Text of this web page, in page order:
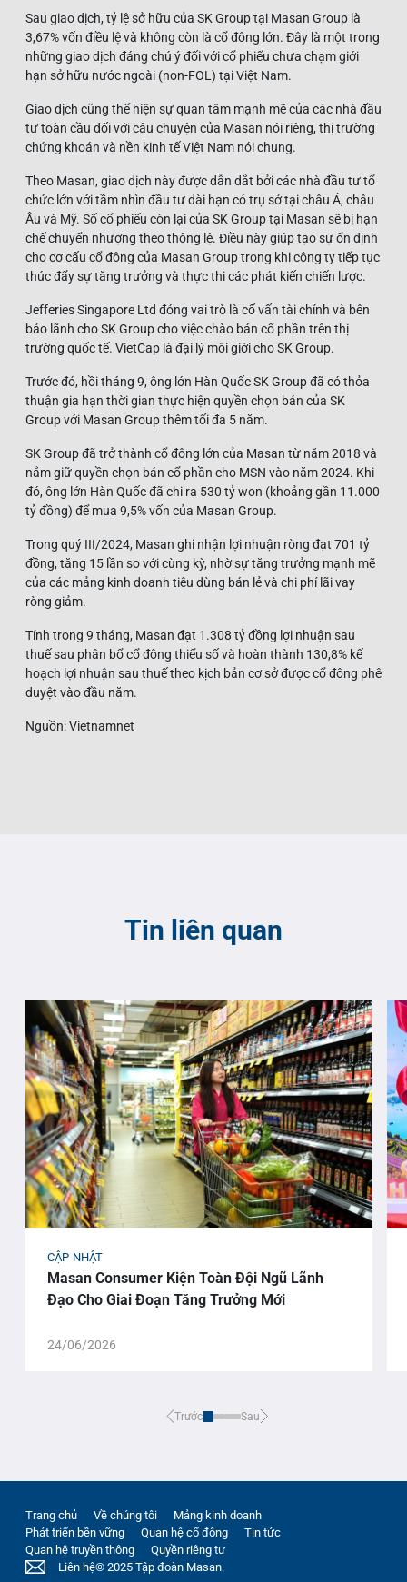
Sau giao dịch, tỷ lệ sở hữu của SK Group tại Masan Group là
3,67% vốn điều lệ và không còn là cổ đông lớn. Đây là một trong
những giao dịch đáng chú ý đối với cổ phiếu chưa chạm giới
hạn sở hữu nước ngoài (non-FOL) tại Việt Nam.
Giao dịch cũng thể hiện sự quan tâm mạnh mẽ của các nhà đầu
tư toàn cầu đối với câu chuyện của Masan nói riêng, thị trường
chứng khoán và nền kinh tế Việt Nam nói chung.
Theo Masan, giao dịch này được dẫn dắt bởi các nhà đầu tư tổ
chức lớn với tầm nhìn đầu tư dài hạn có trụ sở tại châu Á, châu
Âu và Mỹ. Số cổ phiếu còn lại của SK Group tại Masan sẽ bị hạn
chế chuyển nhượng theo thông lệ. Điều này giúp tạo sự ổn định
cho cơ cấu cổ đông của Masan Group trong khi công ty tiếp tục
thúc đẩy sự tăng trưởng và thực thi các phát kiến chiến lược.
Jefferies Singapore Ltd đóng vai trò là cố vấn tài chính và bên
bảo lãnh cho SK Group cho việc chào bán cổ phần trên thị
trường quốc tế. VietCap là đại lý môi giới cho SK Group.
Trước đó, hồi tháng 9, ông lớn Hàn Quốc SK Group đã có thỏa
thuận gia hạn thời gian thực hiện quyền chọn bán của SK
Group với Masan Group thêm tối đa 5 năm.
SK Group đã trở thành cổ đông lớn của Masan từ năm 2018 và
nắm giữ quyền chọn bán cổ phần cho MSN vào năm 2024. Khi
đó, ông lớn Hàn Quốc đã chi ra 530 tỷ won (khoảng gần 11.000
tỷ đồng) để mua 9,5% vốn của Masan Group.
Trong quý III/2024, Masan ghi nhận lợi nhuận ròng đạt 701 tỷ
đồng, tăng 15 lần so với cùng kỳ, nhờ sự tăng trưởng mạnh mẽ
của các mảng kinh doanh tiêu dùng bán lẻ và chi phí lãi vay
ròng giảm.
Tính trong 9 tháng, Masan đạt 1.308 tỷ đồng lợi nhuận sau
thuế sau phân bổ cổ đông thiểu số và hoàn thành 130,8% kế
hoạch lợi nhuận sau thuế theo kịch bản cơ sở được cổ đông phê
duyệt vào đầu năm.
Nguồn: Vietnamnet
Tin liên quan
CẬP NHẬT
Masan Consumer Kiện Toàn Đội Ngũ Lãnh
Đạo Cho Giai Đoạn Tăng Trưởng Mới
24/06/2026
Trước Sau
Trang chủ Về chúng tôi
Mảng kinh doanh
Phát triển bền vững
Quan hệ cổ đông
Tin tức
Quan hệ truyền thông
Quyền riêng tư
Liên hệ© 2025 Tập đoàn Masan.